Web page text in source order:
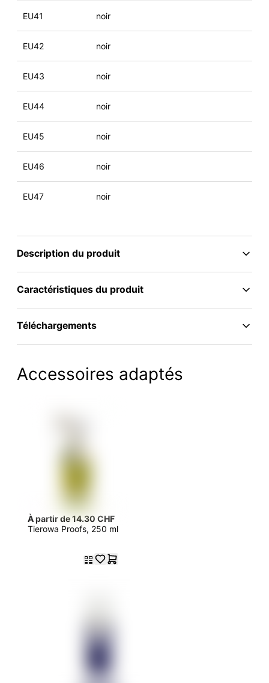
EU41 noir
EU42 noir
EU43 noir
EU44 noir
EU45 noir
EU46 noir
EU47 noir
Description du produit
Caractéristiques du produit
Téléchargements
Accessoires adaptés
À partir de 14.30 CHF
Tierowa Proofs, 250 ml